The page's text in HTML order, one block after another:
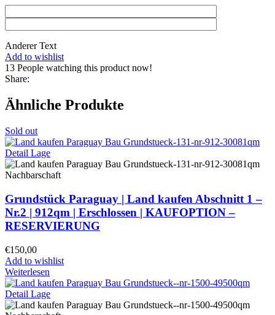
Anderer Text
Add to wishlist
13 People watching this product now!
Share:
Ähnliche Produkte
Sold out
Grundstück Paraguay | Land kaufen Abschnitt 1 –
Nr.2 | 912qm | Erschlossen | KAUFOPTION –
RESERVIERUNG
€150,00
Add to wishlist
Weiterlesen